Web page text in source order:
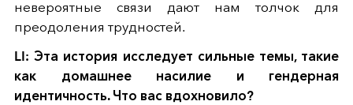
невероятные связи дают нам толчок для
преодоления трудностей.
LI: Эта история исследует сильные темы, такие
как домашнее насилие и гендерная
идентичность. Что вас вдохновило?